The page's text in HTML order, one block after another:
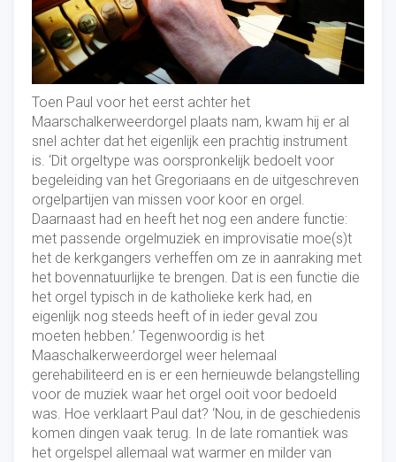
Toen Paul voor het eerst achter het
Maarschalkerweerdorgel plaats nam, kwam hij er al
snel achter dat het eigenlijk een prachtig instrument
is. ‘Dit orgeltype was oorspronkelijk bedoelt voor
begeleiding van het Gregoriaans en de uitgeschreven
orgelpartijen van missen voor koor en orgel.
Daarnaast had en heeft het nog een andere functie:
met passende orgelmuziek en improvisatie moe(s)t
het de kerkgangers verheffen om ze in aanraking met
het bovennatuurlijke te brengen. Dat is een functie die
het orgel typisch in de katholieke kerk had, en
eigenlijk nog steeds heeft of in ieder geval zou
moeten hebben.’ Tegenwoordig is het
Maaschalkerweerdorgel weer helemaal
gerehabiliteerd en is er een hernieuwde belangstelling
voor de muziek waar het orgel ooit voor bedoeld
was. Hoe verklaart Paul dat? ‘Nou, in de geschiedenis
komen dingen vaak terug. In de late romantiek was
het orgelspel allemaal wat warmer en milder van